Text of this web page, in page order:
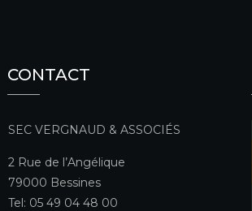
CONTACT
SEC VERGNAUD & ASSOCIÉS
2 Rue de l’Angélique
79000 Bessines
Tel: 05 49 04 48 00